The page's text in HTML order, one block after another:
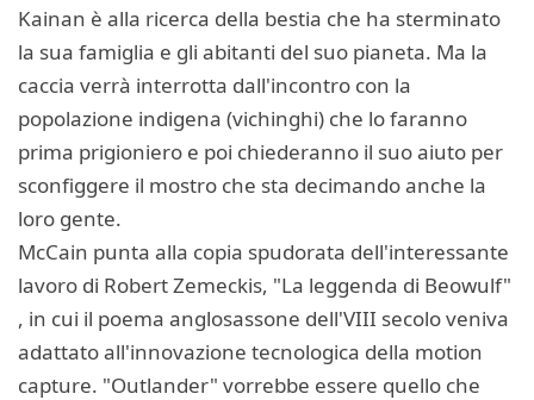
Kainan è alla ricerca della bestia che ha sterminato
la sua famiglia e gli abitanti del suo pianeta. Ma la
caccia verrà interrotta dall'incontro con la
popolazione indigena (vichinghi) che lo faranno
prima prigioniero e poi chiederanno il suo aiuto per
sconfiggere il mostro che sta decimando anche la
loro gente.
McCain punta alla copia spudorata dell'interessante
lavoro di Robert Zemeckis, "La leggenda di Beowulf"
, in cui il poema anglosassone dell'VIII secolo veniva
adattato all'innovazione tecnologica della motion
capture. "Outlander" vorrebbe essere quello che